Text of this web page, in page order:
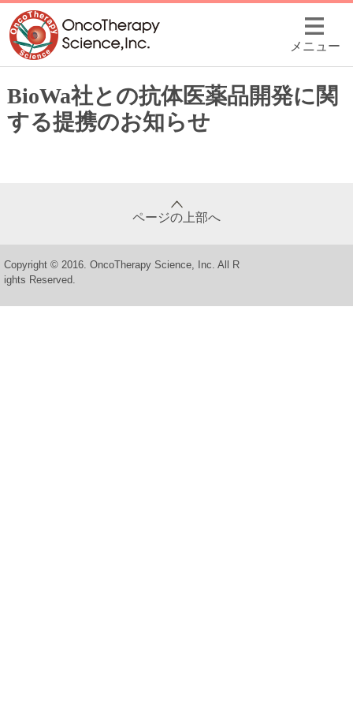
メニュー
BioWa社との抗体医薬品開発に関
する提携のお知らせ
ページの上部へ
Copyright © 2016. OncoTherapy Science, Inc. All R
ights Reserved.